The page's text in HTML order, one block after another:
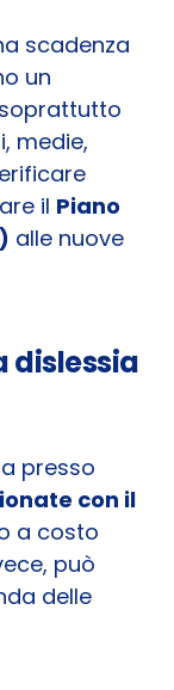
scadenza
un
medie,
il Piano
alle nuove
dislessia
presso
con il
a costo
può
delle